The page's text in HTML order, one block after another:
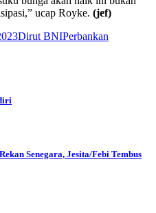
ucap Royke. (jef)
Dirut BNIPerbankan
Senegara, Jesita/Febi Tembus